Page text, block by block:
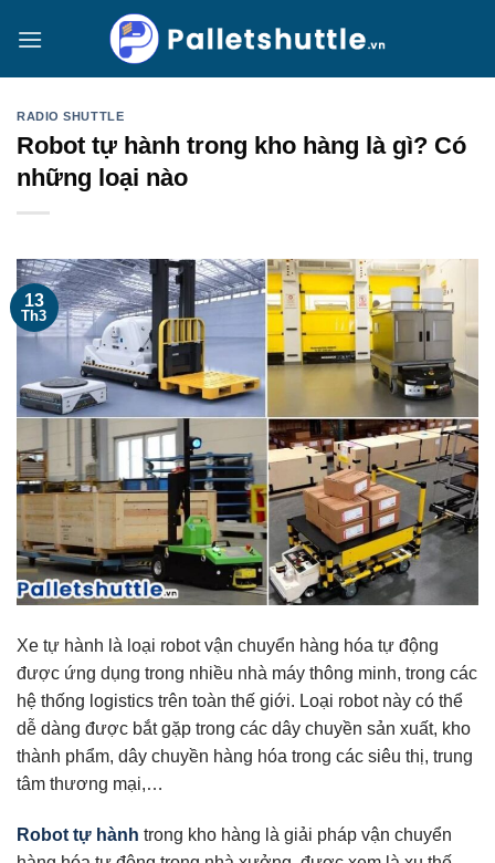
qua
RADIO SHUTTLE
Robot tự hành trong kho hàng là gì? Có
những loại nào
13
Th3
Xe tự hành là loại robot vận chuyển hàng hóa tự động
được ứng dụng trong nhiều nhà máy thông minh, trong các
hệ thống logistics trên toàn thế giới. Loại robot này có thể
dễ dàng được bắt gặp trong các dây chuyền sản xuất, kho
thành phẩm, dây chuyền hàng hóa trong các siêu thị, trung
tâm thương mại,…
Robot tự hành trong kho hàng là giải pháp vận chuyển